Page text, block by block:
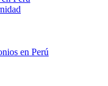
en Perú